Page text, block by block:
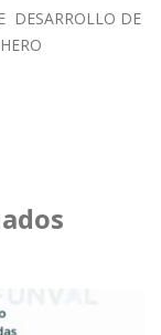
DESARROLLO DE